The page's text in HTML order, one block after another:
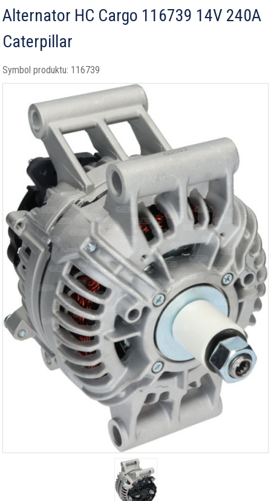
Alternator HC Cargo 116739 14V 240A
Caterpillar
Symbol produktu: 116739